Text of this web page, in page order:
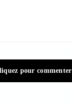
pour commenter